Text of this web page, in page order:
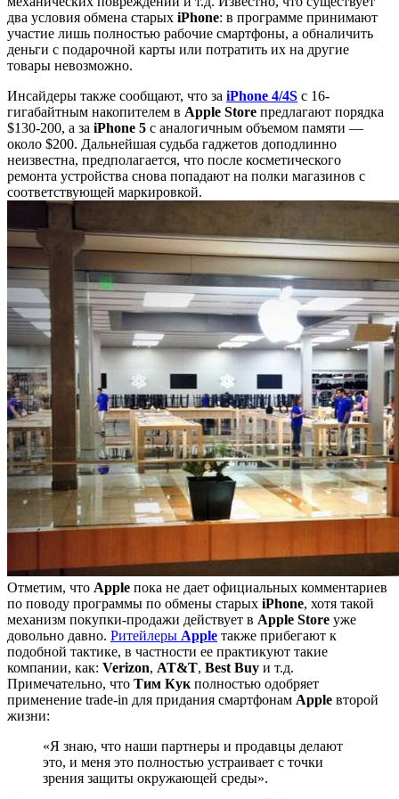
два условия обмена старых iPhone: в программе принимают
участие лишь полностью рабочие смартфоны, а обналичить
деньги с подарочной карты или потратить их на другие
товары невозможно.
Инсайдеры также сообщают, что за iPhone 4/4S с 16-
гигабайтным накопителем в Apple Store предлагают порядка
$130-200, а за iPhone 5 с аналогичным объемом памяти —
около $200. Дальнейшая судьба гаджетов доподлинно
неизвестна, предполагается, что после косметического
ремонта устройства снова попадают на полки магазинов с
соответствующей маркировкой.
Отметим, что Apple пока не дает официальных комментариев
по поводу программы по обмены старых iPhone, хотя такой
механизм покупки-продажи действует в Apple Store уже
довольно давно. Ритейлеры Apple также прибегают к
подобной тактике, в частности ее практикуют такие
компании, как: Verizon, AT&T, Best Buy и т.д.
Примечательно, что Тим Кук полностью одобряет
применение trade-in для придания смартфонам Apple второй
жизни:
«Я знаю, что наши партнеры и продавцы делают
это, и меня это полностью устраивает с точки
зрения защиты окружающей среды».